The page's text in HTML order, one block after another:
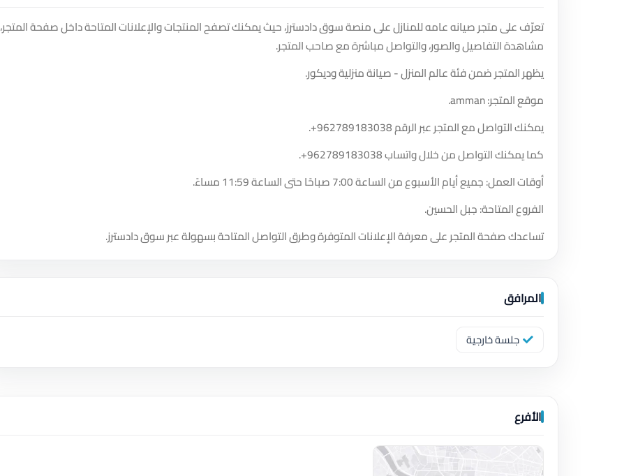
تعرّف على متجر صيانه عامه للمنازل على منصة سوق دادسترز، حيث يمكنك تصفح المنتجات والإعلانات المتاحة داخل صفحة المتجر،
مشاهدة التفاصيل والصور، والتواصل مباشرة مع صاحب المتجر.
يظهر المتجر ضمن فئة عالم المنزل - صيانة منزلية وديكور.
موقع المتجر: amman.
يمكنك التواصل مع المتجر عبر الرقم+962789183038
.
كما يمكنك التواصل من خلال واتساب+962789183038
.
أوقات العمل: جميع أيام الأسبوع من الساعة 7:00 صباحًا حتى الساعة 11:59 مساءً.
الفروع المتاحة: جبل الحسين.
تساعدك صفحة المتجر على معرفة الإعلانات المتوفرة وطرق التواصل المتاحة بسهولة عبر سوق دادسترز.
المرافق
جلسة خارجية
الأفرع